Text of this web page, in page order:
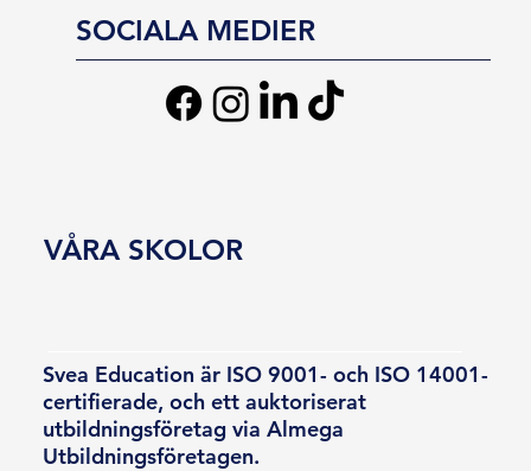
SOCIALA MEDIER
Svea Education är ISO 9001- och ISO 14001-
certifierade, och ett auktoriserat
utbildningsföretag via Almega
Utbildningsföretagen.
VÅRA SKOLOR